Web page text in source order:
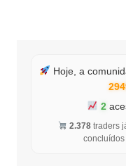
Hoje, a
2
2.378traders
concluídos